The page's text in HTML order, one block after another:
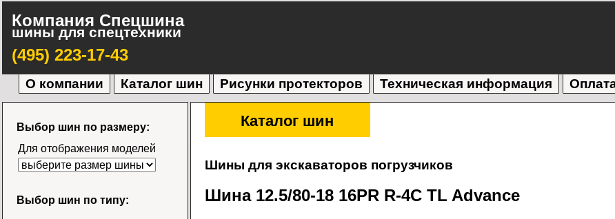
Компания Спецшина
шины для спецтехники
(495) 223-17-43
О компании Каталог шин Рисунки протекторов Техническая информация
Каталог шин
Шины для экскаваторов погрузчиков
Шина 12.5/80-18 16PR R-4С TL Advance
Выбор шин по размеру:
Для отображения моделей
Выбор шин по типу: